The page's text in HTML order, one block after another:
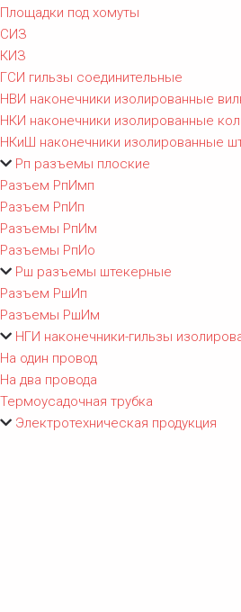
Площадки под хомуты
СИЗ
КИЗ
ГСИ гильзы соединительные
НВИ наконечники изолированные
НКИ наконечники изолированные
НКиШ наконечники изолированные
Рп разъемы плоские
Разъем РпИмп
Разъем РпИп
Разъемы РпИм
Разъемы РпИо
Рш разъемы штекерные
Разъем РшИп
Разъемы РшИм
НГИ наконечники-гильзы
На один провод
На два провода
Термоусадочная трубка
Электротехническая продукция